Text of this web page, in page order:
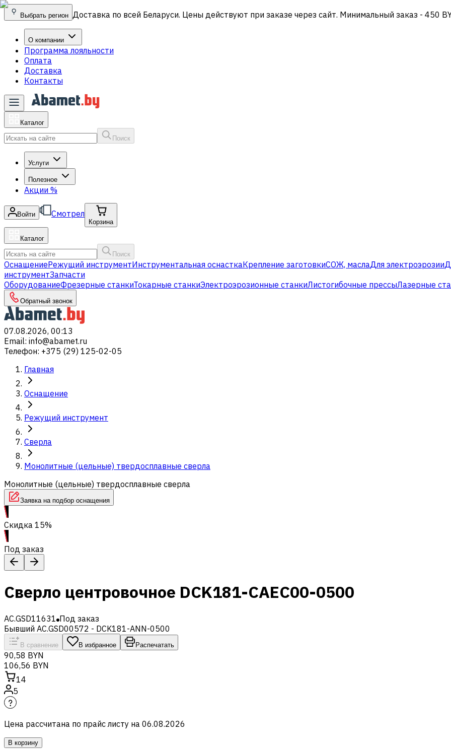
Выбрать регион Доставка по всей Беларуси. Цены действуют при заказе через сайт. Минимальный заказ - 450
О компании
Программа лояльности
Оплата
Доставка
Контакты
Каталог
Поиск
Услуги
Полезное
Акции %
Войти Смотрел
Корзина
Каталог
Поиск
ОснащениеРежущий инструментИнструментальная оснасткаКрепление заготовкиСОЖ, маслаДля электроэрозии
инструментЗапчасти
ОборудованиеФрезерные станкиТокарные станкиЭлектроэрозионные станкиЛистогибочные прессыЛазерные
Обратный звонок
07.08.2026, 00:13
Email: info@abamet.ru
Телефон: +375 (29) 125-02-05
Главная
Оснащение
Режущий инструмент
Сверла
Монолитные (цельные) твердосплавные сверла
Монолитные (цельные) твердосплавные сверла
Заявка на подбор оснащения
Скидка 15%
Под заказ
Сверло центровочное DCK181-CAEC00-0500
AC.GSD11631 Под заказ
Бывший AC.GSD00572 - DCK181-ANN-0500
В сравнение В избранное Распечатать
90,58 BYN
106,56 BYN
14
5
Цена рассчитана по прайс листу на 06.08.2026
В корзину